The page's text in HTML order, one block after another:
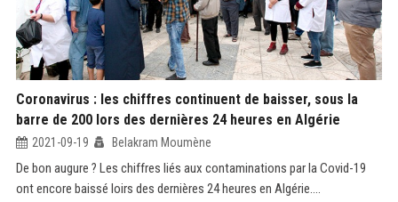
Coronavirus : les chiffres continuent de baisser, sous la
barre de 200 lors des dernières 24 heures en Algérie
2021-09-19 Belakram Moumène
De bon augure ? Les chiffres liés aux contaminations par la Covid-19
ont encore baissé loirs des dernières 24 heures en Algérie....